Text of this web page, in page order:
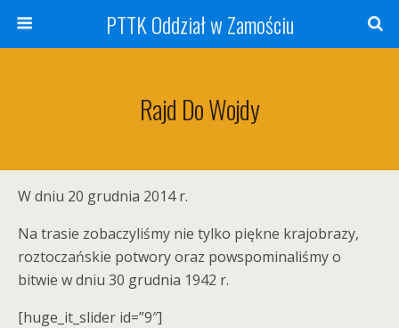
PTTK Oddział w Zamościu
Rajd Do Wojdy
W dniu 20 grudnia 2014 r.
Na trasie zobaczyliśmy nie tylko piękne krajobrazy,
roztoczańskie potwory oraz powspominaliśmy o
bitwie w dniu 30 grudnia 1942 r.
[huge_it_slider id=”9″]